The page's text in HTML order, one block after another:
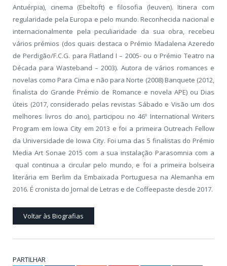
Antuérpia), cinema (Ebeltoft) e filosofia (leuven). Itinera com
regularidade pela Europa e pelo mundo. Reconhecida nacional e
internacionalmente pela peculiaridade da sua obra, recebeu
vários prémios (dos quais destaca o Prémio Madalena Azeredo
de Perdigão/F.C.G. para Flatland I – 2005- ou o Prémio Teatro na
Década para Wasteband – 2003). Autora de vários romances e
novelas como Para Cima e não para Norte (2008) Banquete (2012,
finalista do Grande Prémio de Romance e novela APE) ou Dias
úteis (2017, considerado pelas revistas Sábado e Visão um dos
melhores livros do ano), participou no 46º International Writers
Program em Iowa City em 2013 e foi a primeira Outreach Fellow
da Universidade de Iowa City. Foi uma das 5 finalistas do Prémio
Media Art Sonae 2015 com a sua instalação Parasomnia com a
qual continua a circular pelo mundo, e foi a primeira bolseira
literária em Berlim da Embaixada Portuguesa na Alemanha em
2016. É cronista do Jornal de Letras e de Coffeepaste desde 2017.
Voltar às Biografias
PARTILHAR